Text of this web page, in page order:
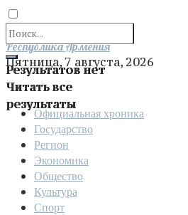
Результатов нет
Читать все
результаты
Отправить
Республика Армения
Пятница, 7 августа, 2026
Официальная хроника
Государство
Регион
Экономика
Общество
Культура
Спорт